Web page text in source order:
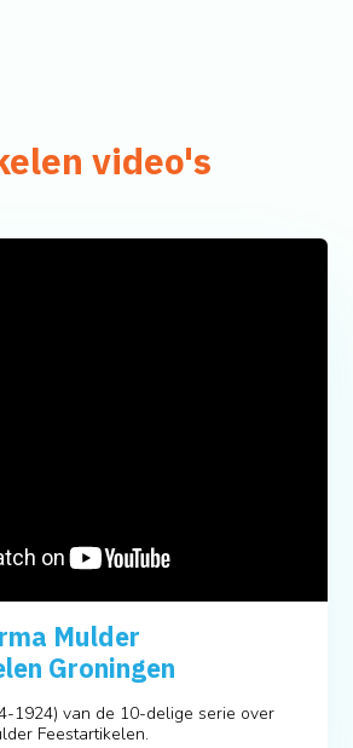
video's
Mulder
Groningen
1924) van de 10-delige serie over
Feestartikelen.